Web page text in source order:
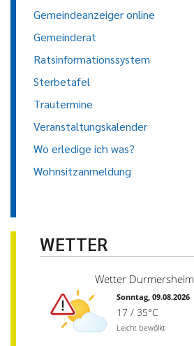
Gemeindeanzeiger online
Gemeinderat
Ratsinformationssystem
Sterbetafel
Trautermine
Veranstaltungskalender
Wo erledige ich was?
Wohnsitzanmeldung
WETTER
Wetter Durmersheim
Sonntag, 09.08.2026
17 / 35°C
Leicht bewölkt